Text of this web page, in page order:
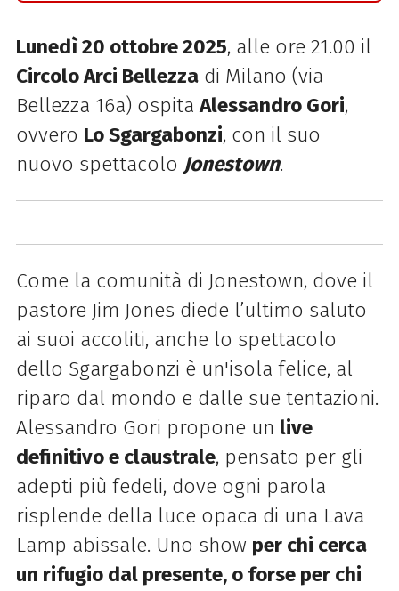
Lunedì 20 ottobre 2025, alle ore 21.00 il
Circolo Arci Bellezzadi Milano (via
Bellezza 16a) ospitaAlessandro Gori,
ovvero Lo Sgargabonzi, con il suo
nuovo spettacolo Jonestown.
Come la comunità di Jonestown, dove il
pastore Jim Jones diede l’ultimo saluto
ai suoi accoliti, anche lo spettacolo
dello Sgargabonzi è un'isola felice, al
riparo dal mondo e dalle sue tentazioni.
Alessandro Gori propone un live
definitivo e claustrale, pensato per gli
adepti più fedeli, dove ogni parola
risplende della luce opaca di una Lava
Lamp abissale. Uno show per chi cerca
un rifugio dal presente, o forse per chi